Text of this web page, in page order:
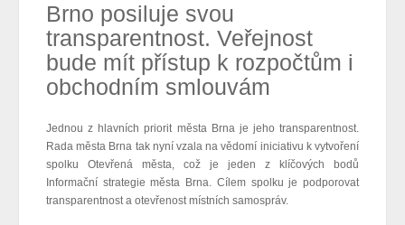
Brno posiluje svou
transparentnost. Veřejnost
bude mít přístup k rozpočtům i
obchodním smlouvám
Jednou z hlavních priorit města Brna je jeho transparentnost.
Rada města Brna tak nyní vzala na vědomí iniciativu k vytvoření
spolku Otevřená města, což je jeden z klíčových bodů
Informační strategie města Brna. Cílem spolku je podporovat
transparentnost a otevřenost místních samospráv.